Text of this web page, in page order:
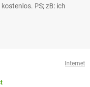
PS; zB: ich
Internet